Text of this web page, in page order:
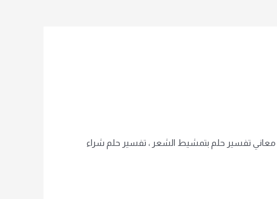
معاني تفسير حلم بتمشيط الشعر ، تفسير حلم شراء